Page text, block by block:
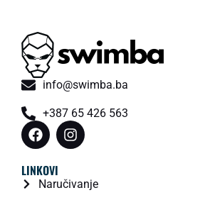
info@swimba.ba
+387 65 426 563
LINKOVI
Naručivanje